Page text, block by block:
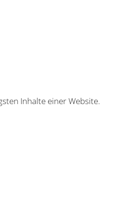
Inhalte einer Website.